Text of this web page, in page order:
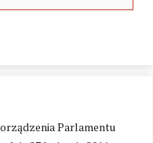
Parlamentu